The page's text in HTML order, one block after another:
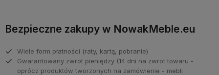
Bezpieczne zakupy w NowakMeble.eu
Wiele form płatności (raty, kartą, pobranie)
Gwarantowany zwrot pieniędzy (14 dni na zwrot towaru -
oprócz produktów tworzonych na zamówienie - mebli